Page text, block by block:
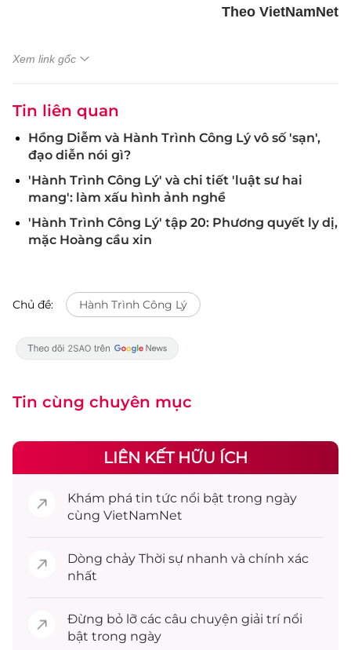
Theo VietNamNet
Xem link gốc
Tin liên quan
Hồng Diễm và Hành Trình Công Lý vô số 'sạn',
đạo diễn nói gì?
'Hành Trình Công Lý' và chi tiết 'luật sư hai
mang': làm xấu hình ảnh nghề
'Hành Trình Công Lý' tập 20: Phương quyết ly dị,
mặc Hoàng cầu xin
Chủ đề: Hành Trình Công Lý
Tin cùng chuyên mục
LIÊN KẾT HỮU ÍCH
Khám phá tin tức nổi bật trong ngày
cùng VietNamNet
Dòng chảy Thời sự nhanh và chính xác
nhất
Đừng bỏ lỡ các câu chuyện giải trínổi
bật trong ngày